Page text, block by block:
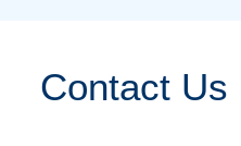
Contact Us